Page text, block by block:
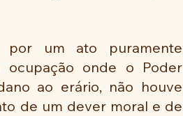
um ato puramente
ocupação onde o Poder
ao erário, não houve
de um dever moral e de